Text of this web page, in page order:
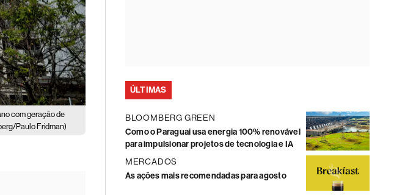
com geração de
Paulo Fridman)
ÚLTIMAS
BLOOMBERG GREEN
Como o Paraguai usa energia 100% renovável
para impulsionar projetos de tecnologia e IA
MERCADOS
As ações mais recomendadas para agosto